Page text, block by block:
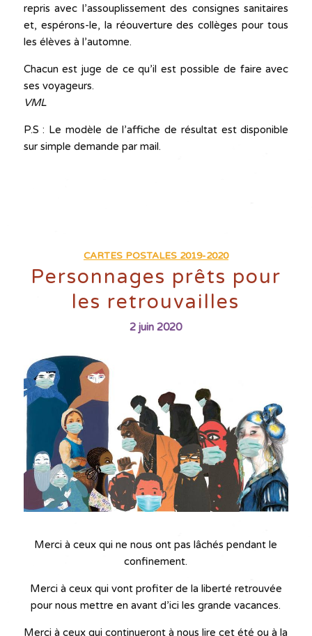
repris avec l’assouplissement des consignes sanitaires
et, espérons-le, la réouverture des collèges pour tous
les élèves à l’automne.
Chacun est juge de ce qu’il est possible de faire avec
ses voyageurs.
VML
P.S : Le modèle de l’affiche de résultat est disponible
sur simple demande par mail.
CARTES POSTALES 2019-2020
Personnages prêts pour
les retrouvailles
2 juin 2020
Merci à ceux qui ne nous ont pas lâchés pendant le
confinement.
Merci à ceux qui vont profiter de la liberté retrouvée
pour nous mettre en avant d’ici les grande vacances.
Merci à ceux qui continueront à nous lire cet été ou à la